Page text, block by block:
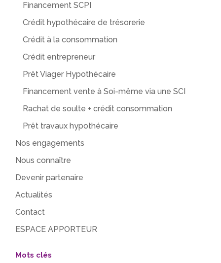
Financement SCPI
Crédit hypothécaire de trésorerie
Crédit à la consommation
Crédit entrepreneur
Prêt Viager Hypothécaire
Financement vente à Soi-même via une SCI
Rachat de soulte + crédit consommation
Prêt travaux hypothécaire
Nos engagements
Nous connaître
Devenir partenaire
Actualités
Contact
ESPACE APPORTEUR
Mots clés